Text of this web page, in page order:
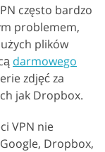
często bardzo
problemem,
plików
darmowego
zdjęć za
jak Dropbox.
VPN nie
Dropbox,